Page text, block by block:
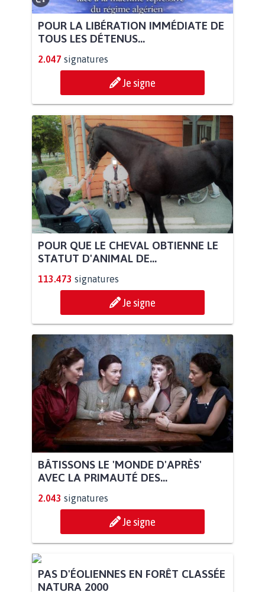
POUR LA LIBÉRATION IMMÉDIATE DE
TOUS LES DÉTENUS...
2.047 signatures
Je signe
POUR QUE LE CHEVAL OBTIENNE LE
STATUT D'ANIMAL DE...
113.473 signatures
Je signe
BÂTISSONS LE 'MONDE D'APRÈS'
AVEC LA PRIMAUTÉ DES...
2.043 signatures
Je signe